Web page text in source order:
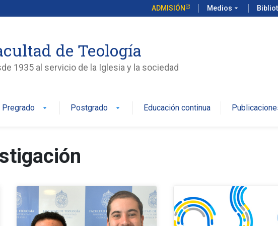
ADMISIÓN Medios arrow_drop_down
de Teología
1935 al servicio de la Iglesia y la sociedad
Pregrado arrow_drop_down Postgrado arrow_drop_down Educación continua